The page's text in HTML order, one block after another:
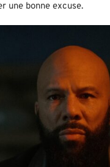
une bonne excuse.